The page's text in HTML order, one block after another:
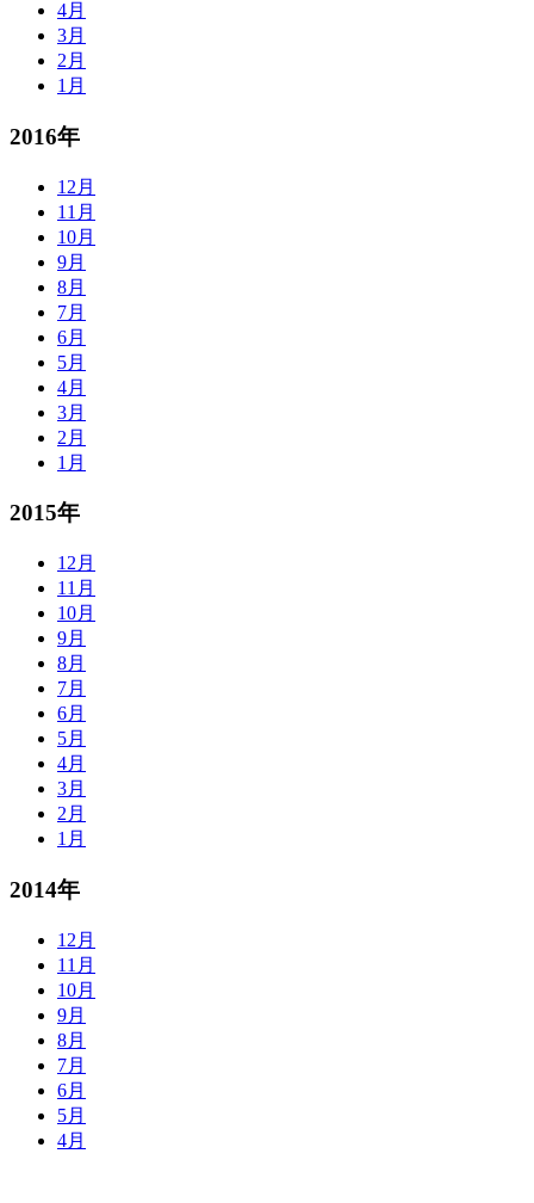
4月
3月
2月
1月
2016年
12月
11月
10月
9月
8月
7月
6月
5月
4月
3月
2月
1月
2015年
12月
11月
10月
9月
8月
7月
6月
5月
4月
3月
2月
1月
2014年
12月
11月
10月
9月
8月
7月
6月
5月
4月